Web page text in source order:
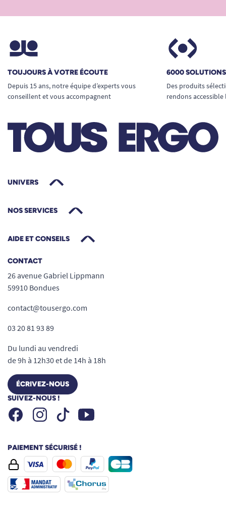
TOUJOURS À VOTRE ÉCOUTE
Depuis 15 ans, notre équipe d’experts vous
conseillent et vous accompagnent
6000
Des produits
rendons
UNIVERS
NOS SERVICES
AIDE ET CONSEILS
CONTACT
26 avenue Gabriel Lippmann
59910 Bondues
contact@tousergo.com
03 20 81 93 89
Du lundi au vendredi
de 9h à 12h30 et de 14h à 18h
ÉCRIVEZ-NOUS
SUIVEZ-NOUS !
FacebookInstagramTiktok Youtube
PAIEMENT SÉCURISÉ !